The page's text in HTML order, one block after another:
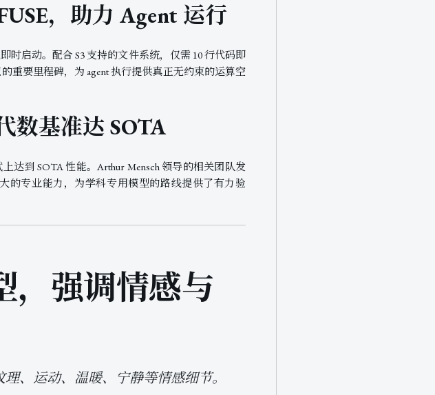
，助力 Agent 运行
时启动。配合 S3 支持的文件系统，仅需 10 行代码即
重要里程碑，为 agent 执行提供真正无约束的运算空
数基准达 SOTA
达到 SOTA 性能。Arthur Mensch 领导的相关团队发
的专业能力，为学科专用模型的路线提供了有力验
，强调情感与
、运动、温暖、宁静等情感细节。